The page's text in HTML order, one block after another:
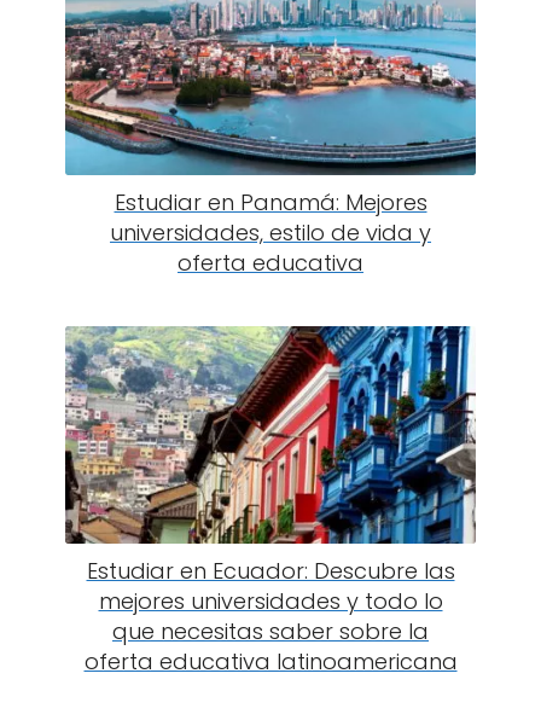
Estudiar en Panamá: Mejores
universidades, estilo de vida y
oferta educativa
Estudiar en Ecuador: Descubre las
mejores universidades y todo lo
que necesitas saber sobre la
oferta educativa latinoamericana